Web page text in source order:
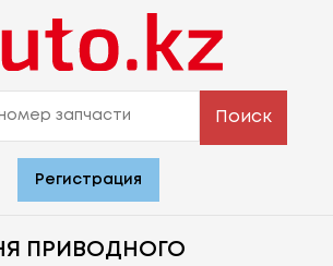
Поиск
Регистрация
ПРИВОДНОГО